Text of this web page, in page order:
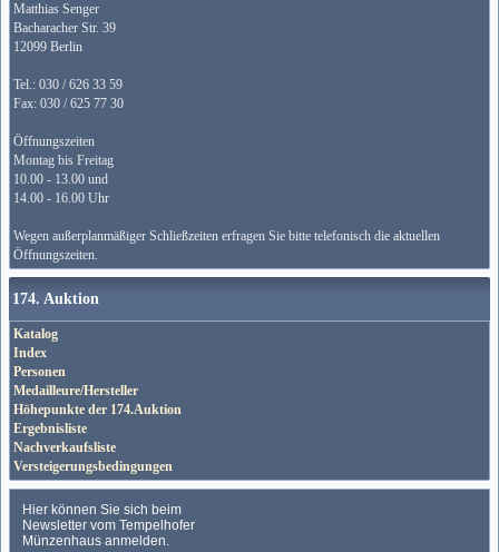
Matthias Senger
Bacharacher Str. 39
12099 Berlin
Tel.: 030 / 626 33 59
Fax: 030 / 625 77 30
Öffnungszeiten
Montag bis Freitag
10.00 - 13.00 und
14.00 - 16.00 Uhr
Wegen außerplanmäßiger Schließzeiten erfragen Sie bitte telefonisch die aktuellen
Öffnungszeiten.
174. Auktion
Katalog
Index
Personen
Medailleure/Hersteller
Höhepunkte der 174.Auktion
Ergebnisliste
Nachverkaufsliste
Versteigerungsbedingungen